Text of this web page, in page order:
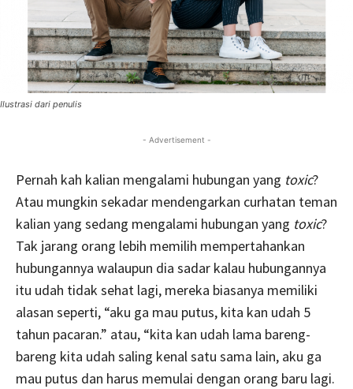
Ilustrasi dari penulis
- Advertisement -
Pernah kah kalian mengalami hubungan yang toxic?
Atau mungkin sekadar mendengarkan curhatan teman
kalian yang sedang mengalami hubungan yang toxic?
Tak jarang orang lebih memilih mempertahankan
hubungannya walaupun dia sadar kalau hubungannya
itu udah tidak sehat lagi, mereka biasanya memiliki
alasan seperti, “aku ga mau putus, kita kan udah 5
tahun pacaran.” atau, “kita kan udah lama bareng-
bareng kita udah saling kenal satu sama lain, aku ga
mau putus dan harus memulai dengan orang baru lagi.